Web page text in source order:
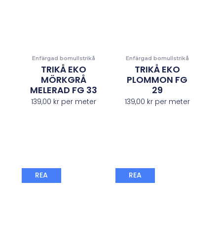
Enfärgad bomullstrikå
TRIKÅ EKO
MÖRKGRÅ
MELERAD FG 33
139,00 kr per meter
Enfärgad bomullstrikå
TRIKÅ EKO
PLOMMON FG
29
139,00 krper meter
REA
nuvarande
REA